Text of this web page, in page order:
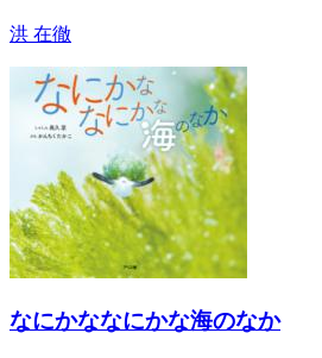
洪 在徹
なにかななにかな海のなか